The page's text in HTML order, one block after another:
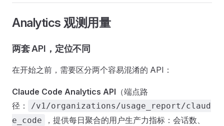
Analytics 观测用量
两套 API，定位不同
在开始之前，需要区分两个容易混淆的 API：
Claude Code Analytics API （端点路
径：
/v1/organizations/usage_report/claud
e_code
，提供每日聚合的用户生产力指标：会话数、